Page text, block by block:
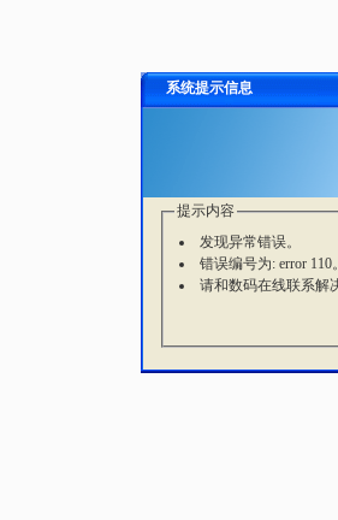
系统提示信息
提示内容
发现异常错误。
错误编号为: error 110
请和数码在线联系解